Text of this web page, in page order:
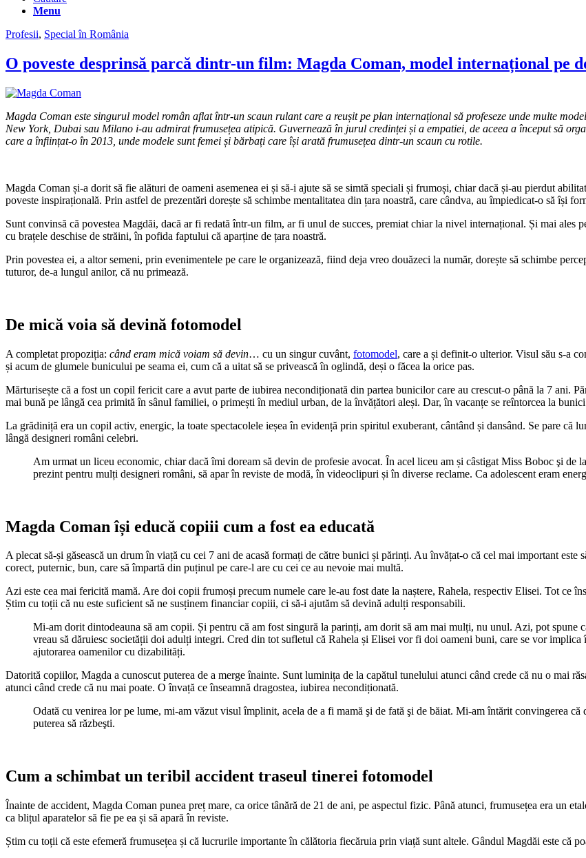
Menu
Profesii, Special în România
O poveste desprinsă parcă dintr-un film: Magda Coman, model internațional pe
Magda Coman este singurul model român aflat într-un scaun rulant care a reușit pe plan internațional să profeseze unde multe
New York, Dubai sau Milano i-au admirat frumusețea atipică. Guvernează în jurul credinței și a empatiei, de aceea a început să
care a înființat-o în 2013, unde modele sunt femei și bărbați care își arată frumusețea dintr-un scaun cu rotile.
Magda Coman și-a dorit să fie alături de oameni asemenea ei și să-i ajute să se simtă speciali și frumoși, chiar dacă și-au pierdut
poveste inspirațională. Prin astfel de prezentări dorește să schimbe mentalitatea din țara noastră, care cândva, au împiedicat-o să își
Sunt convinsă că povestea Magdăi, dacă ar fi redată într-un film, ar fi unul de succes, premiat chiar la nivel internațional. Și mai
cu brațele deschise de străini, în pofida faptului că aparține de țara noastră.
Prin povestea ei, a altor semeni, prin evenimentele pe care le organizează, fiind deja vreo douăzeci la număr, dorește să schimbe
tuturor, de-a lungul anilor, că nu primează.
De mică voia să devină fotomodel
A completat propoziția: când eram mică voiam să devin… cu un singur cuvânt, fotomodel, care a și definit-o ulterior. Visul său s-a
și acum de glumele bunicului pe seama ei, cum că a uitat să se privească în oglindă, deși o făcea la orice pas.
Mărturisește că a fost un copil fericit care a avut parte de iubirea necondiționată din partea bunicilor care au crescut-o până la 7 ani.
mai bună pe lângă cea primită în sânul familiei, o primești în mediul urban, de la învățători aleși. Dar, în vacanțe se reîntorcea la
La grădiniță era un copil activ, energic, la toate spectacolele ieșea în evidență prin spiritul exuberant, cântând și dansând. Se pare că
lângă designeri români celebri.
Am urmat un liceu economic, chiar dacă îmi doream să devin de profesie avocat. În acel liceu am și câstigat Miss Boboc şi de
prezint pentru mulți designeri români, să apar în reviste de modă, în videoclipuri și în diverse reclame. Ca adolescent eram
Magda Coman își educă copiii cum a fost ea educată
A plecat să-și găsească un drum în viață cu cei 7 ani de acasă formați de către bunici și părinți. Au învățat-o că cel mai important este
corect, puternic, bun, care să împartă din puținul pe care-l are cu cei ce au nevoie mai multă.
Azi este cea mai fericită mamă. Are doi copii frumoși precum numele care le-au fost date la naștere, Rahela, respectiv Elisei. Tot ce
Știm cu toții că nu este suficient să ne susținem financiar copiii, ci să-i ajutăm să devină adulți responsabili.
Mi-am dorit dintodeauna să am copii. Și pentru că am fost singură la parinți, am dorit să am mai mulți, nu unul. Azi, pot spune
vreau să dăruiesc societății doi adulți integri. Cred din tot sufletul că Rahela și Elisei vor fi doi oameni buni, care se vor
ajutorarea oamenilor cu dizabilități.
Datorită copiilor, Magda a cunoscut puterea de a merge înainte. Sunt luminița de la capătul tunelului atunci când crede că nu o mai
atunci când crede că nu mai poate. O învață ce înseamnă dragostea, iubirea necondiționată.
Odată cu venirea lor pe lume, mi-am văzut visul împlinit, acela de a fi mamă şi de fată şi de băiat. Mi-am întărit convingerea
puterea să răzbeşti.
Cum a schimbat un teribil accident traseul tinerei fotomodel
Înainte de accident, Magda Coman punea preț mare, ca orice tânără de 21 de ani, pe aspectul fizic. Până atunci, frumusețea era un
ca blițul aparatelor să fie pe ea și să apară în reviste.
Știm cu toții că este efemeră frumusețea și că lucrurile importante în călătoria fiecăruia prin viață sunt altele. Gândul Magdăi este că